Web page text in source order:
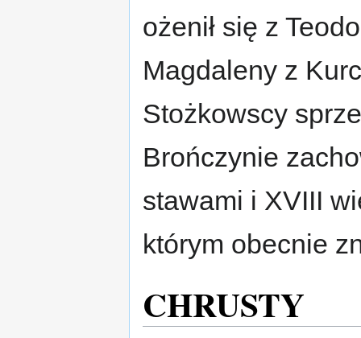
ożenił się z
Magdaleny z
Stożkowscy
Brończynie
stawami i XVIII
którym obecnie
CHRUSTY